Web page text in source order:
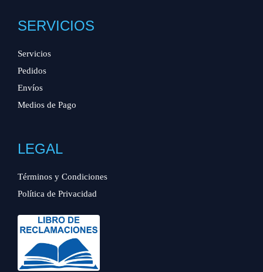
SERVICIOS
Servicios
Pedidos
Envíos
Medios de Pago
LEGAL
Términos y Condiciones
Política de Privacidad